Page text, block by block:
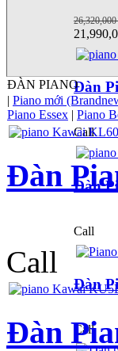
Đàn
Call
Đàn
Call
Đàn
Call
ĐÀN PIANO
| Piano mới
Piano Essex | Piano
Đàn
Call
Đàn